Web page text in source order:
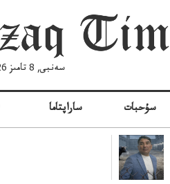
سەنبى, 8 تامىز 2026
ساراپتاما سۇحبات